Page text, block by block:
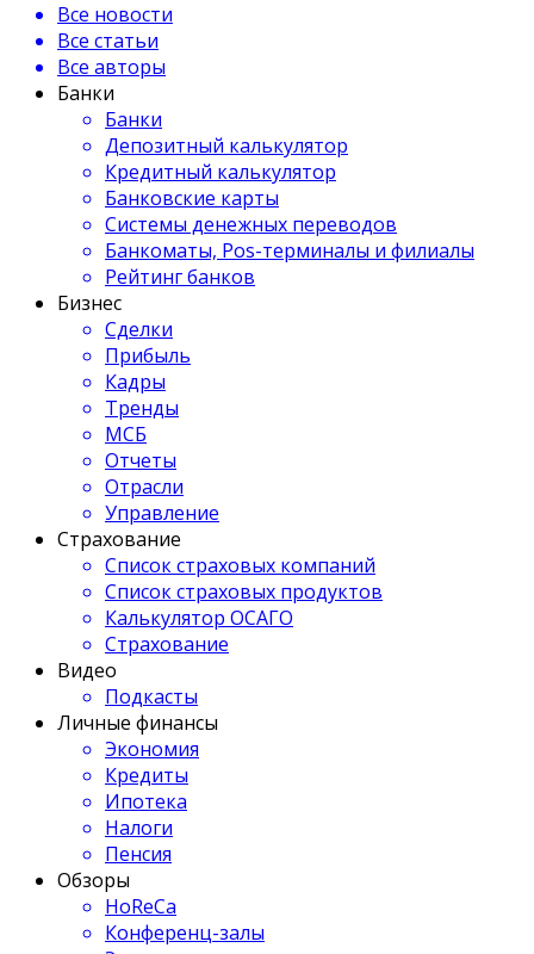
Все новости
Все статьи
Все авторы
Банки
Банки
Депозитный калькулятор
Кредитный калькулятор
Банковские карты
Системы денежных переводов
Банкоматы, Pos-терминалы и филиалы
Рейтинг банков
Бизнес
Сделки
Прибыль
Кадры
Тренды
МСБ
Отчеты
Отрасли
Управление
Страхование
Список страховых компаний
Список страховых продуктов
Калькулятор ОСАГО
Страхование
Видео
Подкасты
Личные финансы
Экономия
Кредиты
Ипотека
Налоги
Пенсия
Обзоры
HoReCa
Конференц-залы